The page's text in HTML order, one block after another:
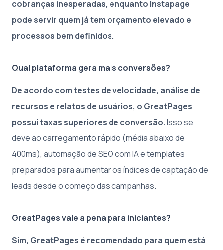
cobranças inesperadas, enquanto Instapage
pode servir quem já tem orçamento elevado e
processos bem definidos.
Qual plataforma gera mais conversões?
De acordo com testes de velocidade, análise de
recursos e relatos de usuários, o GreatPages
possui taxas superiores de conversão.Isso se
deve ao carregamento rápido (média abaixo de
400ms), automação de SEO com IA e templates
preparados para aumentar os índices de captação de
leads desde o começo das campanhas.
GreatPages vale a pena para iniciantes?
Sim, GreatPages é recomendado para quem está